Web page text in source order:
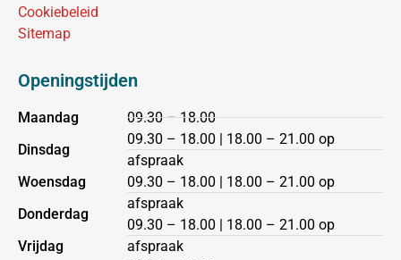
Cookiebeleid
Sitemap
Openingstijden
Maandag
Dinsdag
Woensdag
Donderdag
Vrijdag
09.30 – 18.00
09.30 – 18.00 | 18.00 – 21.00 op
afspraak
09.30 – 18.00 | 18.00 – 21.00 op
afspraak
09.30 – 18.00 | 18.00 – 21.00 op
afspraak